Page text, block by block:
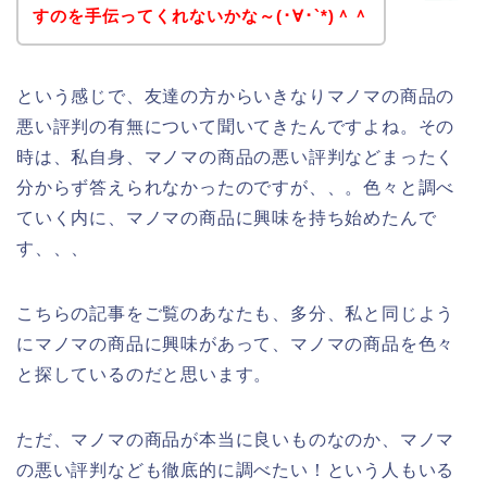
すのを手伝ってくれないかな～(･∀･`*)＾＾
という感じで、友達の方からいきなりマノマの商品の
悪い評判の有無について聞いてきたんですよね。その
時は、私自身、マノマの商品の悪い評判などまったく
分からず答えられなかったのですが、、。色々と調べ
ていく内に、マノマの商品に興味を持ち始めたんで
す、、、
こちらの記事をご覧のあなたも、多分、私と同じよう
にマノマの商品に興味があって、マノマの商品を色々
と探しているのだと思います。
ただ、マノマの商品が本当に良いものなのか、マノマ
の悪い評判なども徹底的に調べたい！という人もいる